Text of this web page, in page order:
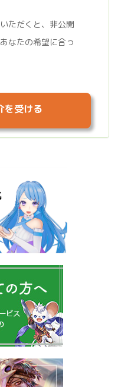
ただくと、非公開
なたの希望に合っ
を受ける